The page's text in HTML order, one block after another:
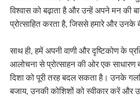
विश्वास को बढ़ाता है और उन्हें अपने मन की
प्रोत्साहित करता है, जिससे हमारे और उनके
साथ ही, हमें अपनी वाणी और दृष्टिकोण के
आलोचना से प्रोत्साहन की ओर एक साधारण
दिशा को पूरी तरह बदल सकता है। उनके
बजाय, उनकी कोशिशों को स्वीकार करें और